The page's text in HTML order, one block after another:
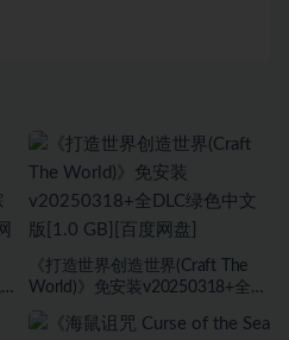
《打造世界创造世界(Craft The
World)》免安装v20250318+全
盘]